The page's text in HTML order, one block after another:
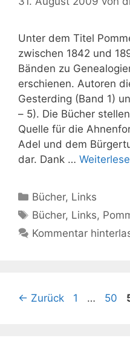
Unter dem Titel
zwischen 1842 und
Bänden zu
erschienen. Autoren
Gesterding (Band 1)
– 5). Die Bücher
Quelle für die
Adel und dem
dar. Dank …
Kategorien
Bücher, Links
Schlagwörter
Bücher, Links,
Kommentar
← Zurück Seite
1 … Seite
50